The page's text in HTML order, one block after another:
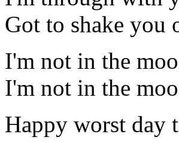
Got to shake you
I'm not in the
I'm not in the
Happy worst day